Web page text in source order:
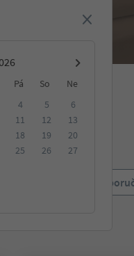
Pá So
Ne
4 5
6
11 12
13
18 19
20
25 26
27